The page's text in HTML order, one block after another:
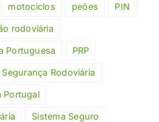
motociclos peões PIN
rodoviária
Portuguesa PRP
Segurança Rodoviária
Portugal
Sistema Seguro